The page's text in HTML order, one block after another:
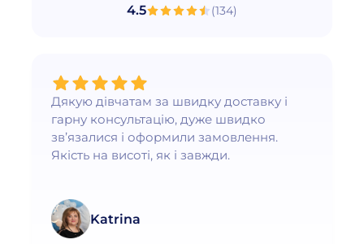
4.5 (134)
Дякую дівчатам за швидку доставку і
гарну консультацію, дуже швидко
зв’язалися і оформили замовлення.
Якість на висоті, як і завжди.
Katrina